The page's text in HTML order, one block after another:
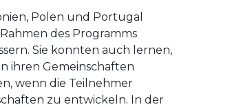
Polen und Portugal
des Programms
Sie konnten auch lernen,
ihren Gemeinschaften
wenn die Teilnehmer
zu entwickeln. In der